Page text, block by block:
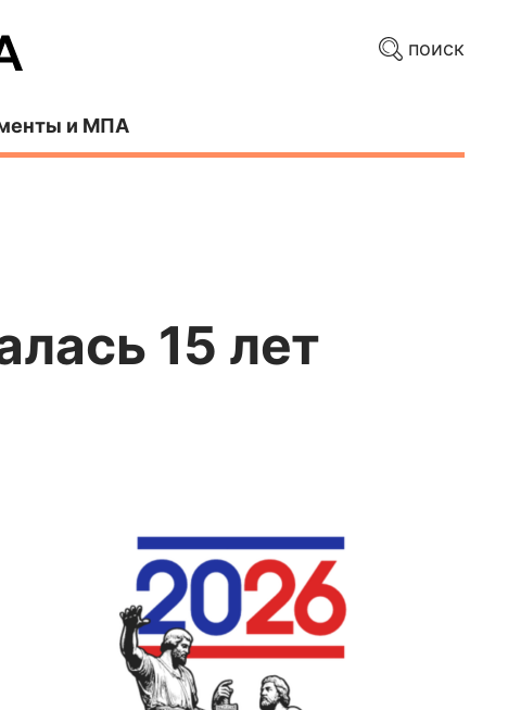
поиск
и МПА
15 лет